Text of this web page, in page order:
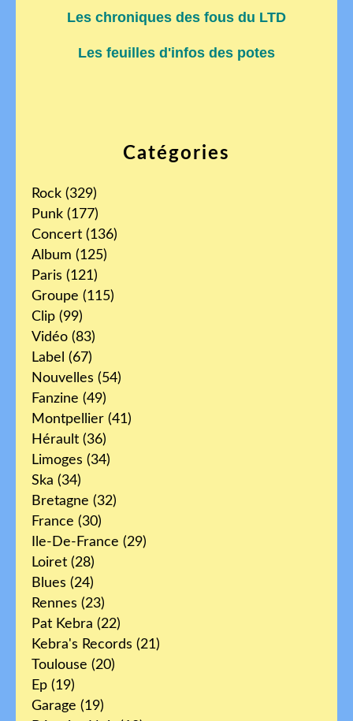
Catégories
Rock (329)
Punk (177)
Concert (136)
Album (125)
Paris (121)
Groupe (115)
Clip (99)
Vidéo (83)
Label (67)
Nouvelles (54)
Fanzine (49)
Montpellier (41)
Hérault (36)
Limoges (34)
Ska (34)
Bretagne (32)
France (30)
Ile-De-France (29)
Loiret (28)
Blues (24)
Rennes (23)
Pat Kebra (22)
Kebra's Records (21)
Toulouse (20)
Ep (19)
Garage (19)
Les chroniques des fous du LTD
Les feuilles d'infos des potes